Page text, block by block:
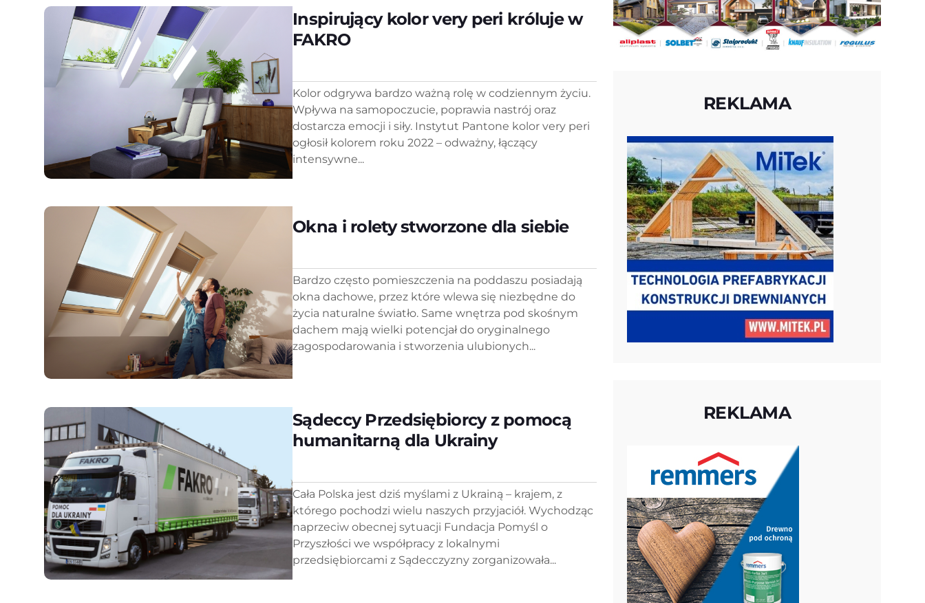
Inspirujący kolor very peri króluje w
FAKRO
Kolor odgrywa bardzo ważną rolę w codziennym życiu.
Wpływa na samopoczucie, poprawia nastrój oraz
dostarcza emocji i siły. Instytut Pantone kolor very peri
ogłosił kolorem roku 2022 – odważny, łączący
intensywne...
Okna i rolety stworzone dla siebie
Bardzo często pomieszczenia na poddaszu posiadają
okna dachowe, przez które wlewa się niezbędne do
życia naturalne światło. Same wnętrza pod skośnym
dachem mają wielki potencjał do oryginalnego
zagospodarowania i stworzenia ulubionych...
Sądeccy Przedsiębiorcy z pomocą
humanitarną dla Ukrainy
Cała Polska jest dziś myślami z Ukrainą – krajem, z
którego pochodzi wielu naszych przyjaciół. Wychodząc
naprzeciw obecnej sytuacji Fundacja Pomyśl o
Przyszłości we współpracy z lokalnymi
przedsiębiorcami z Sądecczyzny zorganizowała...
REKLAMA
REKLAMA